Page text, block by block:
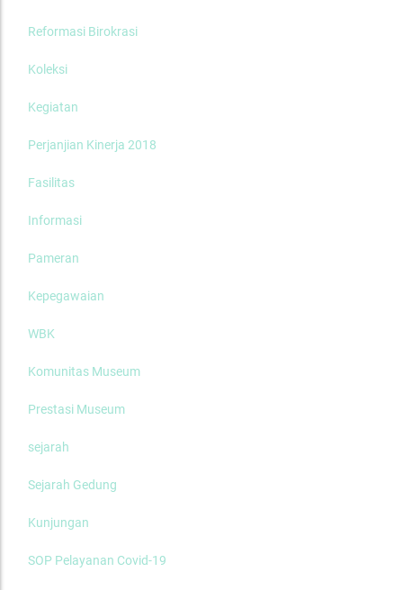
Reformasi Birokrasi
Koleksi
Kegiatan
Perjanjian Kinerja 2018
Fasilitas
Informasi
Pameran
Kepegawaian
WBK
Komunitas Museum
Prestasi Museum
sejarah
Sejarah Gedung
Kunjungan
SOP Pelayanan Covid-19